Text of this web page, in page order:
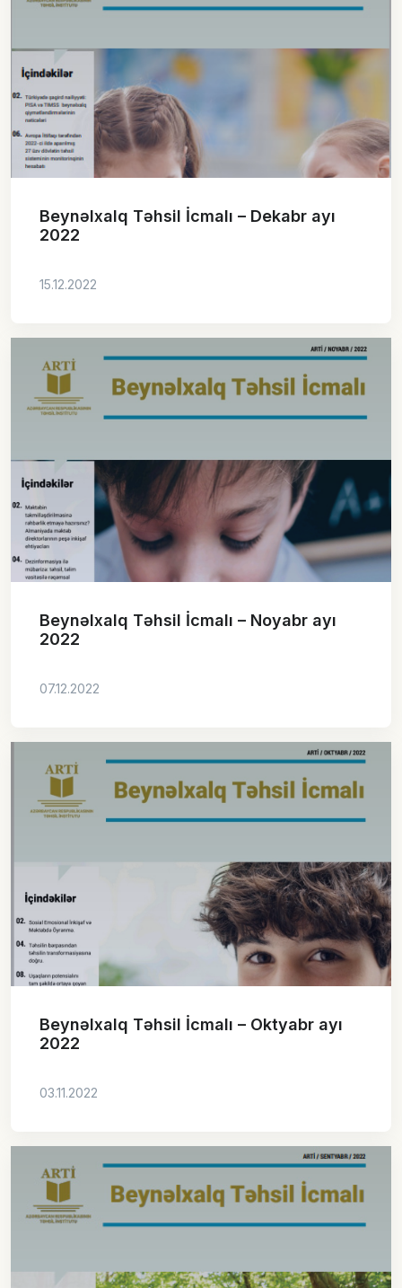
Beynəlxalq Təhsil İcmalı – Dekabr ayı
2022
15.12.2022
Beynəlxalq Təhsil İcmalı – Noyabr ayı
2022
07.12.2022
Beynəlxalq Təhsil İcmalı – Oktyabr ayı
2022
03.11.2022